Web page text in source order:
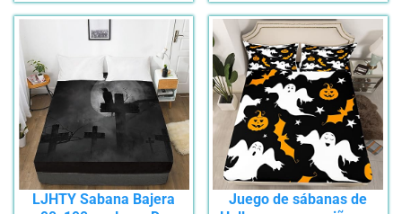
LJHTY Sabana Bajera
Juego de sábanas de